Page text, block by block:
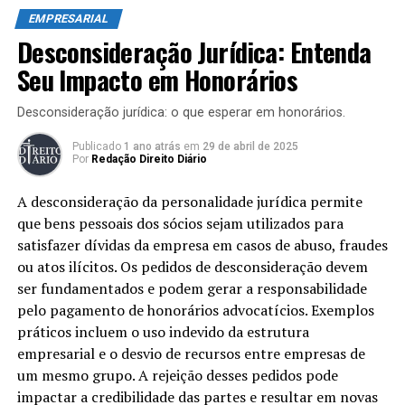
Globalmente, as fraudes corporativas têm um custo
estimado deR$ 10,5 trilhõespor ano. Essa quantia
absurda mostra a magnitude do problema e a variedade
de métodos utilizados por fraudadores. Desde fraudes
em cartões de crédito até roubo de identidade, os
criminosos estão cada vez mais sofisticados em suas
abordagens.
Consequências para as Empresas
As consequências das fraudes vão além das perdas
financeiras. As empresas que enfrentam fraudes podem
sofrer danos à sua reputação, resultando em perda de
clientes e confiança no mercado. Além disso, o custo
para investigar e remediar essas fraudes pode consumir
recursos valiosos que poderiam ser usados para investir
em crescimento e inovação.
adesão, conforme discutido nas recentes decisões do
Introdução ao Perse e seus
objetivos
O Programa Emergencial de Retomada do Setor de
Eventos, conhecido como
as empresas afetadas pela pandemia de covid-19. Esse
programa busca revitalizar o setor que, em muitos
casos, enfrentou falências devido à restrição de eventos
e reuniões presenciais. O Perse tem como objetivo
fornecerapoio financeiroebenefícios fiscaisessenciais
para a recuperação e continuidade das atividades do
setor.
Objetivos Principais do Perse
EMPRESARIAL
Desconsideração Jurídica: Entenda
Seu Impacto em Honorários
Desconsideração jurídica: o que esperar em honorários.
Publicado 1 ano atrás em 29 de abril de 2025
Por Redação Direito Diário
A desconsideração da personalidade jurídica permite
que bens pessoais dos sócios sejam utilizados para
satisfazer dívidas da empresa em casos de abuso, fraudes
ou atos ilícitos. Os pedidos de desconsideração devem
ser fundamentados e podem gerar a responsabilidade
pelo pagamento de honorários advocatícios. Exemplos
práticos incluem o uso indevido da estrutura
empresarial e o desvio de recursos entre empresas de
um mesmo grupo. A rejeição desses pedidos pode
impactar a credibilidade das partes e resultar em novas